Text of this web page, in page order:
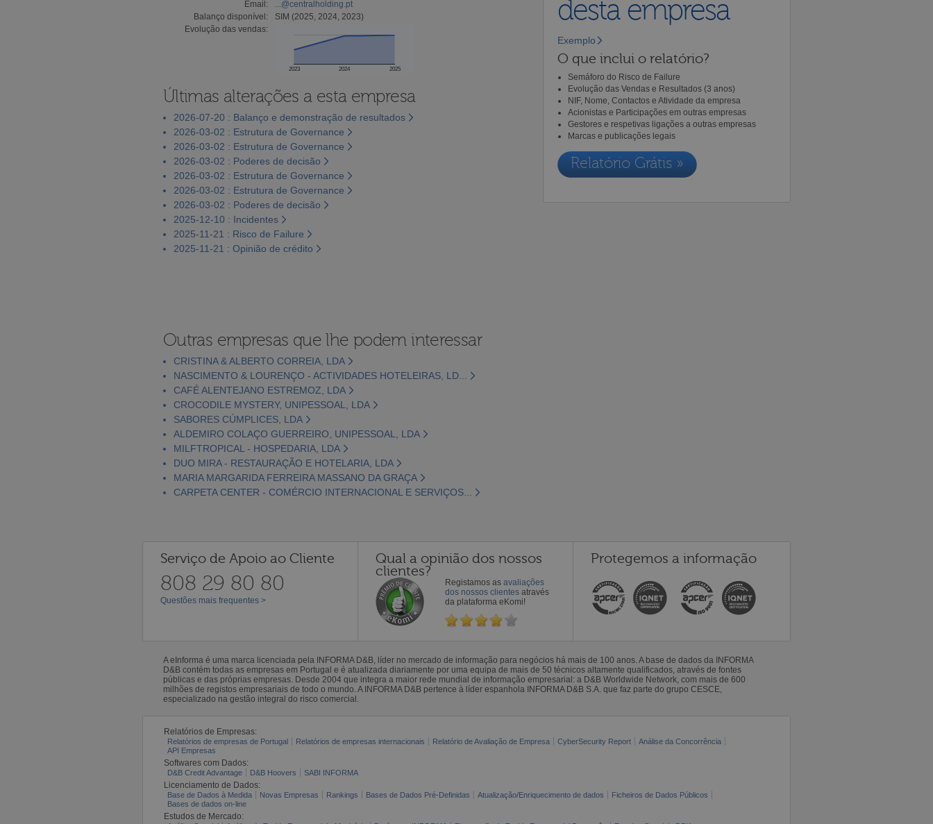
Email:
...@centralholding.pt
Balanço disponível:
SIM (2025, 2024, 2023)
Evolução das vendas:
2023 2024 2025
Últimas alterações a esta empresa
2026-07-20 : Balanço e demonstração de resultados
2026-03-02 : Estrutura de Governance
2026-03-02 : Estrutura de Governance
2026-03-02 : Poderes de decisão
2026-03-02 : Estrutura de Governance
2026-03-02 : Estrutura de Governance
2026-03-02 : Poderes de decisão
2025-12-10 : Incidentes
2025-11-21 : Risco de Failure
2025-11-21 : Opinião de crédito
desta empresa
Exemplo
O que inclui o relatório?
Semáforo do Risco de Failure
Evolução das Vendas e Resultados (3 anos)
NIF, Nome, Contactos e Atividade da empresa
Acionistas e Participações em outras empresas
Gestores e respetivas ligações a outras empresas
Marcas e publicações legais
Relatório Grátis »
Outras empresas que lhe podem interessar
CRISTINA & ALBERTO CORREIA, LDA
NASCIMENTO & LOURENÇO - ACTIVIDADES HOTELEIRAS, LD...
CAFÉ ALENTEJANO ESTREMOZ, LDA
CROCODILE MYSTERY, UNIPESSOAL, LDA
SABORES CÚMPLICES, LDA
ALDEMIRO COLAÇO GUERREIRO, UNIPESSOAL, LDA
MILFTROPICAL - HOSPEDARIA, LDA
DUO MIRA - RESTAURAÇÃO E HOTELARIA, LDA
MARIA MARGARIDA FERREIRA MASSANO DA GRAÇA
CARPETA CENTER - COMÉRCIO INTERNACIONAL E SERVIÇOS...
Serviço de Apoio ao Cliente
808 29 80 80
Questões mais frequentes >
Qual a opinião dos nossos
clientes?
Registamos as avaliações
dos nossos clientes através
da plataforma eKomi!
Protegemos a informação
A eInforma é uma marca licenciada pela INFORMA D&B, líder no mercado de informação para negócios há mais de 100 anos. A base de dados da INFORMA
D&B contém todas as empresas em Portugal e é atualizada diariamente por uma equipa de mais de 50 técnicos altamente qualificados, através de fontes
públicas e das próprias empresas. Desde 2004 que integra a maior rede mundial de informação empresarial: a D&B Worldwide Network, com mais de 600
milhões de registos empresariais de todo o mundo. A INFORMA D&B pertence à líder espanhola INFORMA D&B S.A. que faz parte do grupo CESCE,
especializado na gestão integral do risco comercial.
Relatórios de Empresas:
Relatórios de empresas de Portugal Relatórios de empresas internacionais Relatório de Avaliação de Empresa CyberSecurity Report
Análise da Concorrência
API Empresas
Softwares com Dados:
D&B Credit Advantage D&B Hoovers SABI INFORMA
Licenciamento de Dados:
Base de Dados à Medida Novas Empresas Rankings Bases de Dados Pré-Definidas Atualização/Enriquecimento de dados
Ficheiros de Dados Públicos
Bases de dados on-line
Estudos de Mercado: